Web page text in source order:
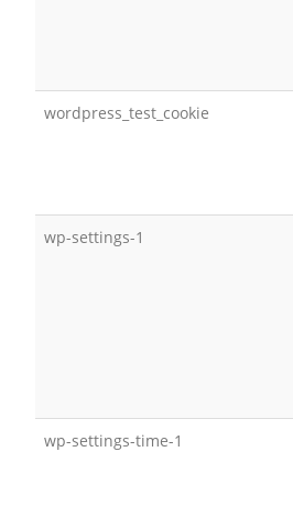
wordpress_test_cookie
wp-settings-1
wp-settings-time-1